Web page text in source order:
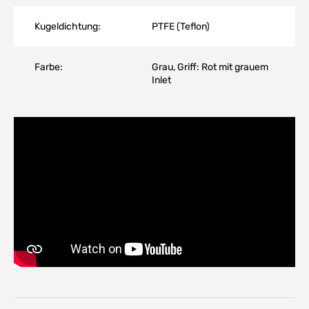
Kugeldichtung: PTFE (Teflon)
Farbe:
Grau, Griff: Rot mit grauem
Inlet